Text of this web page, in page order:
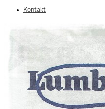
Kontakt